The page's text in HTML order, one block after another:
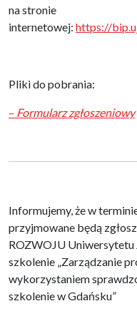
na stronie
internetowej: https://
Pliki do pobrania:
– Formularz zgłoszeniowy
Informujemy, że w
przyjmowane będą
ROZWOJU Uniwersytetu
szkolenie „Zarządzanie
wykorzystaniem
szkolenie w Gdańsku”